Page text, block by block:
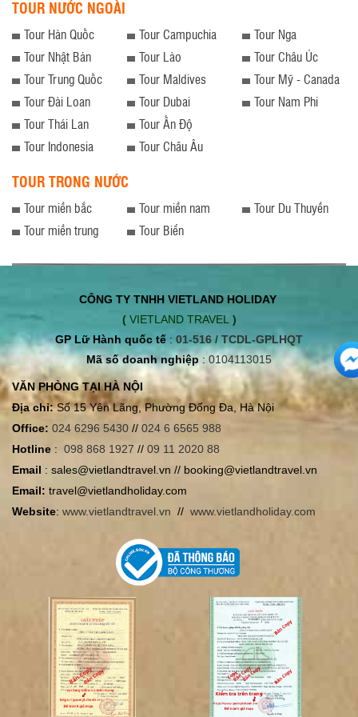
thuyền. Từ trên không, những hòn đảo
lớn nhỏ lộ rõ hình hài là những dãy núi
trùng điệp mang dang dấp uốn lượn
xuống. Chiếc thủy phi cơ Cessna
Grand Caravan 208B-EX thương hiệu
Mỹ mới nhất của chúng tôi có thể
chuyên chở đến 12 hành khách, đảm
bảo tầm nhìn tuyệt vời cho tất cả mọi
người.
TOUR NƯỚC NGOÀI
Tour Hàn Quốc
Tour Nhật Bản
Tour Trung Quốc
Tour Đài Loan
Tour Thái Lan
Tour Indonesia
Tour Campuchia
Tour Lào
Tour Maldives
Tour Dubai
Tour Ấn Độ
Tour Châu Âu
Tour Nga
Tour Châu Úc
Tour Mỹ - Canada
Tour Nam Phi
TOUR TRONG NƯỚC
Tour miền bắc
Tour miền trung
Tour miền nam
Tour Biển
Tour Du Thuyền
CÔNG TY TNHH VIETLAND HOLIDAY
( VIETLAND TRAVEL )
GP Lữ Hành quốc tế : 01-516 / TCDL-GPLHQT
Mã số doanh nghiệp: 0104113015
VĂN PHÒNG TẠI HÀ NỘI
Địa chỉ:Số 15 Yên Lãng, Phường Đống Đa, Hà Nội
Office: 024 6296 5430 // 024 6 6565 988
Hotline : 098 868 1927 // 09 11 2020 88
Email : sales@vietlandtravel.vn // booking@vietlandtravel.vn
Email: travel@vietlandholiday.com
Website: www.vietlandtravel.vn // www.vietlandholiday.com